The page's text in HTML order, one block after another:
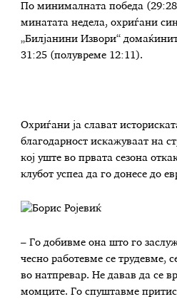
По минималната победа
минатата недела, охриѓани
„Билјанини Извори“
31:25 (полувреме 12:11).
Охриѓани ја слават
благодарност искажуваат на
кој уште во првата сезона
клубот успеа да го донесе до
– Го добивме она што го
чесно работевме се трудевме,
во натпревар. Не давав да се
момците. Го спуштавме